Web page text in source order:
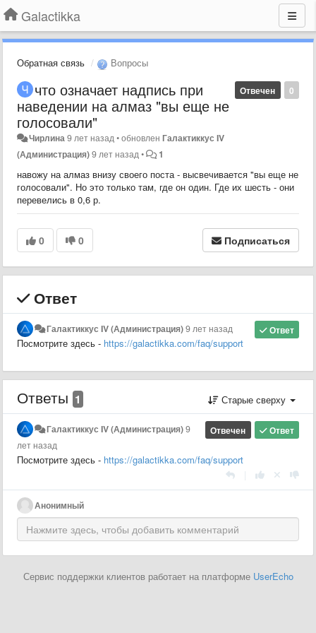
Galactikka
Обратная связь Вопросы
0
Отвечен
что означает надпись при
наведении на алмаз "вы еще не
голосовали"
Чирлина 9 лет назад •обновленГалактиккус IV
(Администрация)9 лет назад • 1
навожу на алмаз внизу своего поста - высвечивается "вы еще не
голосовали". Но это только там, где он один. Где их шесть - они
перевелись в 0,6 р.
0 0 Подписаться
Ответ
Ответ
Галактиккус IV (Администрация)9 лет назад
Посмотрите здесь - https://galactikka.com/faq/support
Ответы 1 Старые сверху
Ответ
Отвечен
Галактиккус IV (Администрация)9
лет назад
Посмотрите здесь - https://galactikka.com/faq/support
Анонимный
Сервис поддержки клиентов работает на платформе UserEcho